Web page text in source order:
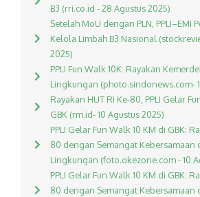
B3 (rri.co.id - 28 Agustus 2025)
Setelah MoU dengan PLN, PPLI–EMI
Kelola Limbah B3 Nasional
2025)
PPLI Fun Walk 10K: Rayakan
Lingkungan (photo.sindonews.com-
Rayakan HUT RI Ke-80, PPLI Gelar
GBK (rm.id- 10 Agustus 2025)
PPLI Gelar Fun Walk 10 KM di GBK:
80 dengan Semangat Kebersamaan
Lingkungan (foto.okezone.com - 10
PPLI Gelar Fun Walk 10 KM di GBK:
80 dengan Semangat Kebersamaan